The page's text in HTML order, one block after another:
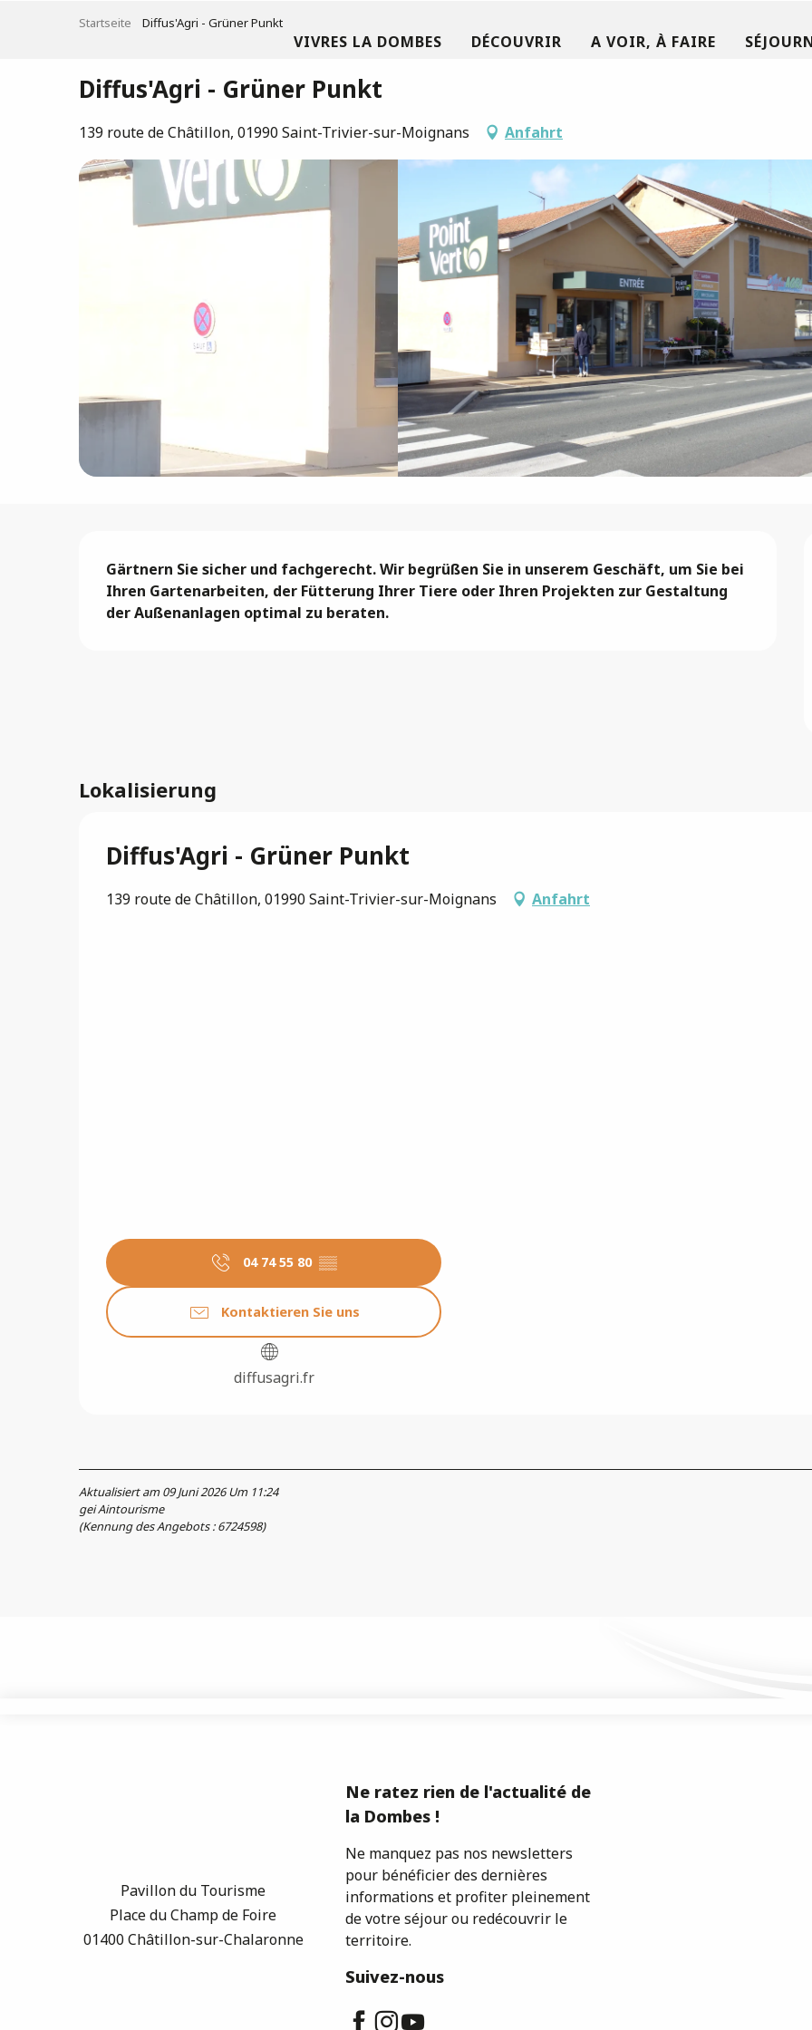
VIVRES LA DOMBES DÉCOUVRIR A VOIR, À FAIRE
Startseite Diffus'Agri - Grüner Punkt
Diffus'Agri - Grüner Punkt
139 route de Châtillon, 01990 Saint-Trivier-sur-Moignans
Anfahrt
Beschreibung
Gärtnern Sie sicher und fachgerecht. Wir begrüßen Sie in unserem Geschäft, um Sie bei
Ihren Gartenarbeiten, der Fütterung Ihrer Tiere oder Ihren Projekten zur Gestaltung
der Außenanlagen optimal zu beraten.
Lokalisierung
Diffus'Agri - Grüner Punkt
139 route de Châtillon, 01990 Saint-Trivier-sur-Moignans
Anfahrt
04 74 55 80 ▒▒
Kontaktieren Sie uns
diffusagri.fr
Aktualisiert am 09 Juni 2026 Um 11:24
gei Aintourisme
(Kennung des Angebots :6724598)
Pavillon du Tourisme
Place du Champ de Foire
01400 Châtillon-sur-Chalaronne
Ne ratez rien de l'actualité de
la Dombes !
Ne manquez pas nos newsletters
pour bénéficier des dernières
informations et profiter pleinement
de votre séjour ou redécouvrir le
territoire.
Suivez-nous